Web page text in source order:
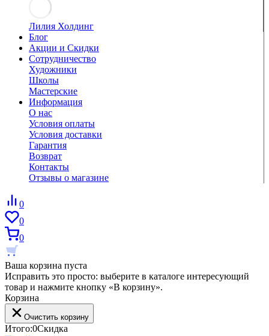
Лилия Холдинг
Блог
Акции и Скидки
Сотрудничество
Художники
Школы
Мастерские
Информация
О нас
Условия оплаты
Условия доставки
Гарантия
Возврат
Контакты
Отзывы о магазине
0
0
0
Ваша корзина пуста
Исправить это просто: выберите в каталоге интересующий
товар и нажмите кнопку «В корзину».
Корзина
Очистить корзину
Итого:0Скидка